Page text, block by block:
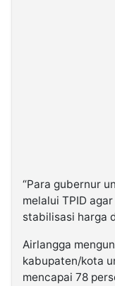
“Para gubernur
melalui TPID
stabilisasi harga
Airlangga
kabupaten/kota
mencapai 78